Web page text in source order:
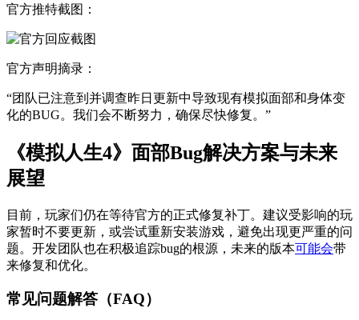
官方推特截图：
官方声明摘录：
“团队已注意到并调查昨日更新中导致现有模拟面部和身体变
化的BUG。我们会不断努力，确保尽快修复。”
《模拟人生4》面部Bug解决方案与未来
展望
目前，玩家们仍在等待官方的正式修复补丁。建议受影响的玩
家暂时不要更新，或尝试重新安装游戏，避免出现更严重的问
题。开发团队也在积极追踪bug的根源，未来的版本可能会带
来修复和优化。
常见问题解答（FAQ）